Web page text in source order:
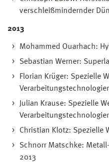
verschleißmindernder
2013
Mohammed Ouarhach:
Sebastian Werner:
Florian Krüger: Spezielle
Julian Krause: Spezielle
Christian Klotz: Spezielle
Schnorr Matschke:
2013